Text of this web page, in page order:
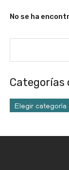
No se ha
Categorías
Elegir categoría